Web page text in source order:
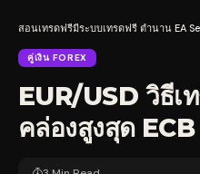
สอนเทรดฟรีมีระบบเทรดฟรี ตำนาน EA
คู่เงิน FOREX
EUR/USD วิธีเ
คล่องสูงสุด